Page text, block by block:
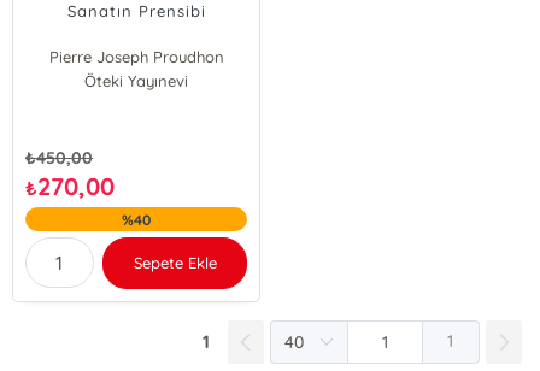
Sanatın Prensibi
Pierre Joseph Proudhon
Öteki Yayınevi
₺450,00
₺270,00
%40
Sepete Ekle
1 1